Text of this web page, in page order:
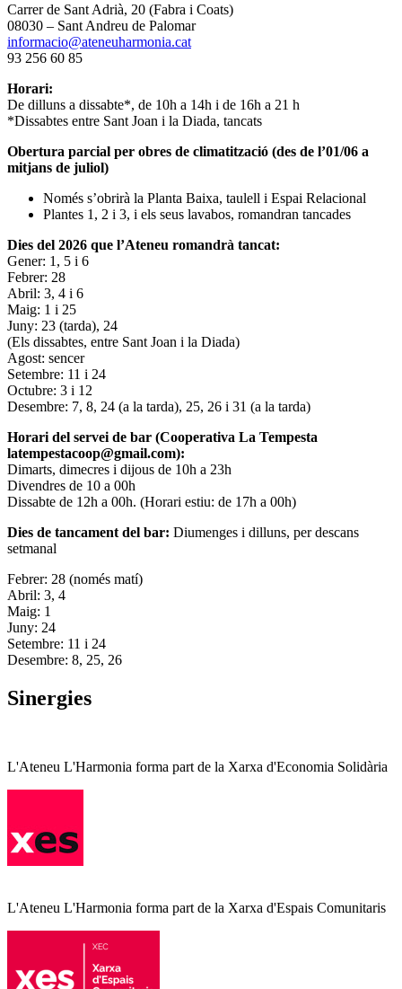
Carrer de Sant Adrià, 20 (Fabra i Coats)
08030 – Sant Andreu de Palomar
informacio@ateneuharmonia.cat
93 256 60 85
Horari:
De dilluns a dissabte*, de 10h a 14h i de 16h a 21 h
*Dissabtes entre Sant Joan i la Diada, tancats
Obertura parcial per obres de climatització (des de l’01/06 a
mitjans de juliol)
Només s’obrirà la Planta Baixa, taulell i Espai Relacional
Plantes 1, 2 i 3, i els seus lavabos, romandran tancades
Dies del 2026 que l’Ateneu romandrà tancat:
Gener: 1, 5 i 6
Febrer: 28
Abril: 3, 4 i 6
Maig: 1 i 25
Juny: 23 (tarda), 24
(Els dissabtes, entre Sant Joan i la Diada)
Agost: sencer
Setembre: 11 i 24
Octubre: 3 i 12
Desembre: 7, 8, 24 (a la tarda), 25, 26 i 31 (a la tarda)
Horari del servei de bar (Cooperativa La Tempesta
latempestacoop@gmail.com):
Dimarts, dimecres i dijous de 10h a 23h
Divendres de 10 a 00h
Dissabte de 12h a 00h. (Horari estiu: de 17h a 00h)
Dies de tancament del bar: Diumenges i dilluns, per descans
setmanal
Febrer: 28 (només matí)
Abril: 3, 4
Maig: 1
Juny: 24
Setembre: 11 i 24
Desembre: 8, 25, 26
Sinergies
L'Ateneu L'Harmonia forma part de la Xarxa d'Economia Solidària
L'Ateneu L'Harmonia forma part de la Xarxa d'Espais Comunitaris